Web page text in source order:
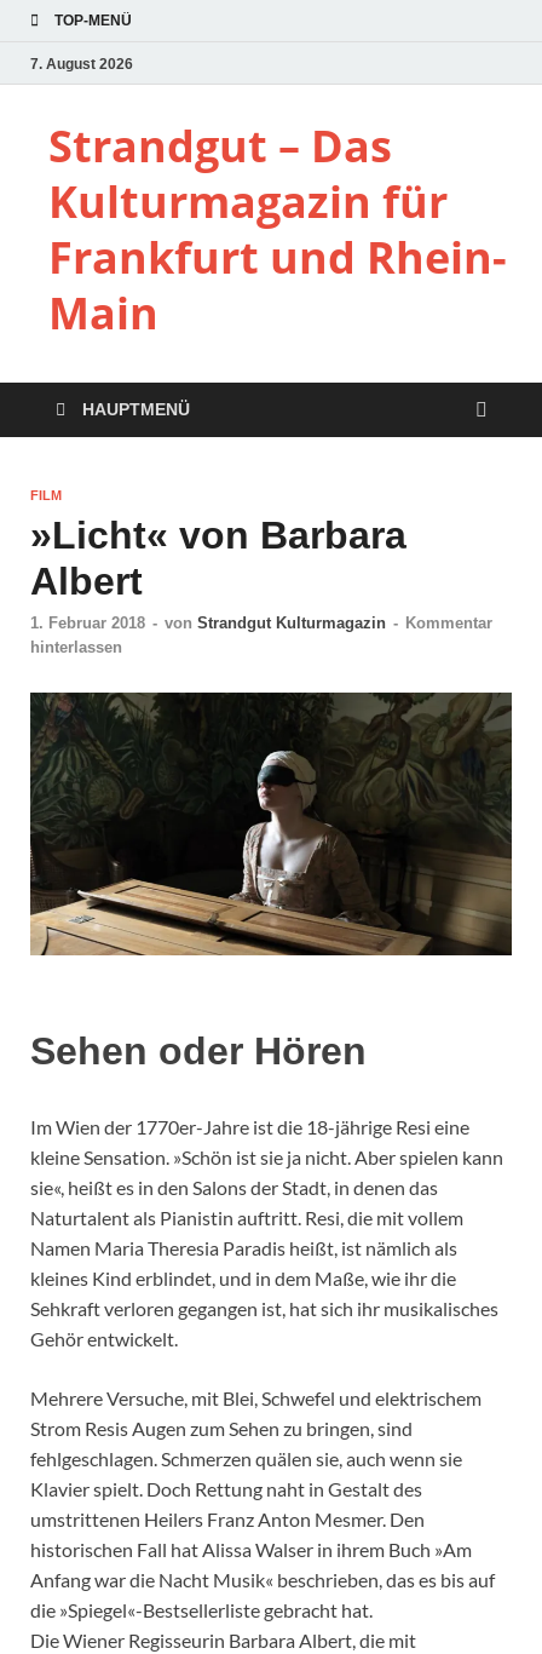
TOP-MENÜ
7. August 2026
Strandgut – Das
Kulturmagazin für
Frankfurt und Rhein-
Main
HAUPTMENÜ
FILM
»Licht« von Barbara
Albert
1. Februar 2018 - von Strandgut Kulturmagazin - Kommentar
hinterlassen
Sehen oder Hören
Im Wien der 1770er-Jahre ist die 18-jährige Resi eine
kleine Sensation. »Schön ist sie ja nicht. Aber spielen kann
sie«, heißt es in den Salons der Stadt, in denen das
Naturtalent als Pianistin auftritt. Resi, die mit vollem
Namen Maria Theresia Paradis heißt, ist nämlich als
kleines Kind erblindet, und in dem Maße, wie ihr die
Sehkraft verloren gegangen ist, hat sich ihr musikalisches
Gehör entwickelt.
Mehrere Versuche, mit Blei, Schwefel und elektrischem
Strom Resis Augen zum Sehen zu bringen, sind
fehlgeschlagen. Schmerzen quälen sie, auch wenn sie
Klavier spielt. Doch Rettung naht in Gestalt des
umstrittenen Heilers Franz Anton Mesmer. Den
historischen Fall hat Alissa Walser in ihrem Buch »Am
Anfang war die Nacht Musik« beschrieben, das es bis auf
die »Spiegel«-Bestsellerliste gebracht hat.
Die Wiener Regisseurin Barbara Albert, die mit